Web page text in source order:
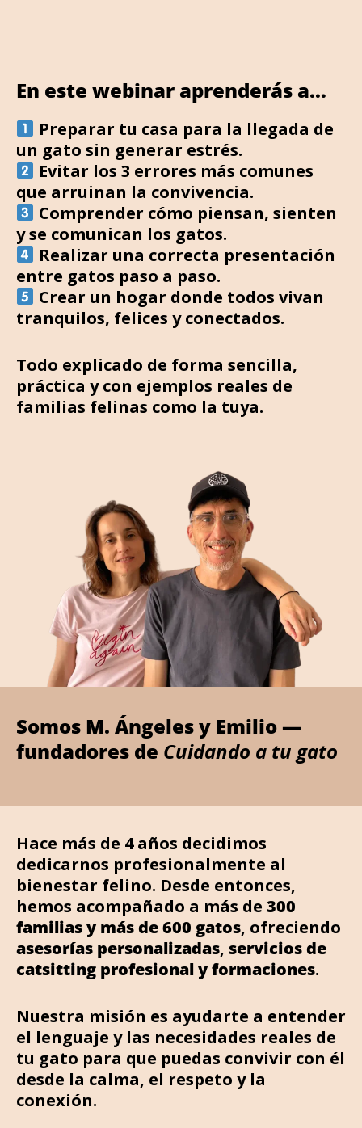
En este webinar aprenderás a…
Preparar tu casa para la llegada de
un gato sin generar estrés.
Evitar los 3 errores más comunes
que arruinan la convivencia.
Comprender cómo piensan, sienten
y se comunican los gatos.
Realizar una correcta presentación
entre gatos paso a paso.
Crear un hogar donde todos vivan
tranquilos, felices y conectados.
Todo explicado de forma sencilla,
práctica y con ejemplos reales de
familias felinas como la tuya.
Somos M. Ángeles y Emilio —
fundadores de Cuidando a tu gato
Hace más de 4 años decidimos
dedicarnos profesionalmente al
bienestar felino. Desde entonces,
hemos acompañado a más de 300
familias y más de 600 gatos, ofreciendo
asesorías personalizadas, servicios de
catsitting profesional y formaciones.
Nuestra misión es ayudarte a entender
el lenguaje y las necesidades reales de
tu gato para que puedas convivir con él
desde la calma, el respeto y la
conexión.